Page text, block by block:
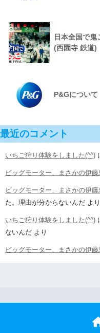
日本全国で
(西園寺 鉄道)
P&Gについて
最近のコメント
いちご狩り体験をしました(^^)
ビッグモーター、まさかの伊藤
ビッグモーター、まさかの伊藤
た。理由が分からないんだ より
いちご狩り体験をしました(^^)
ないんだ より
ビッグモーター、まさかの伊藤